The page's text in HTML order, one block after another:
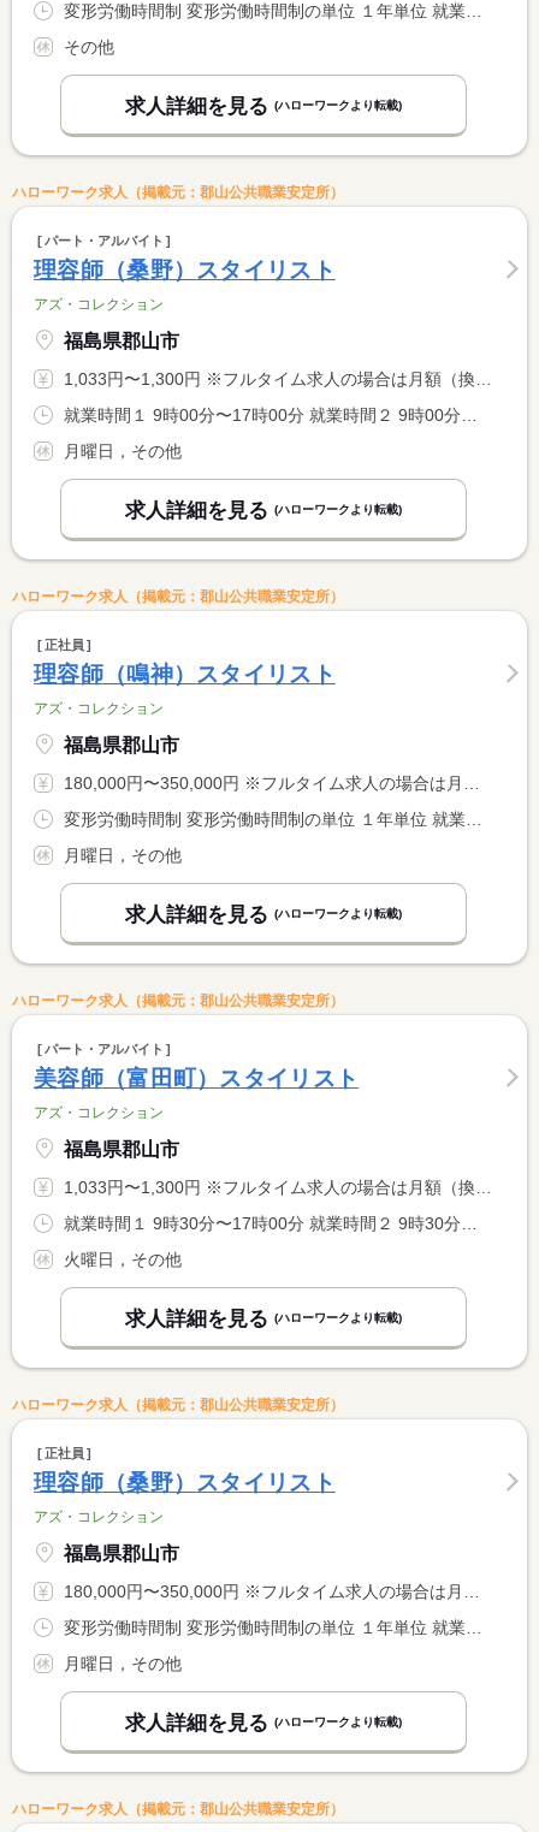
変形労働時間制 変形労働時間制の単位 １年単位 就業時間１ 9時30分〜19時30分 就業時間に関する特記事項 月平均労働時間１７２．９ｈ
その他
求人詳細を見る (ハローワークより転載)
ハローワーク求人（掲載元：郡山公共職業安定所）
パート・アルバイト
理容師（桑野）スタイリスト
アズ・コレクション
福島県郡山市
1,033円〜1,300円 ※フルタイム求人の場合は月額（換算額）、パート求人の場合は時間額を表示しています。
就業時間１ 9時00分〜17時00分 就業時間２ 9時00分〜15時00分 就業時間に関する特記事項 時間相談可能
月曜日，その他
求人詳細を見る (ハローワークより転載)
ハローワーク求人（掲載元：郡山公共職業安定所）
正社員
理容師（鳴神）スタイリスト
アズ・コレクション
福島県郡山市
180,000円〜350,000円 ※フルタイム求人の場合は月額（換算額）、パート求人の場合は時間額を表示しています。
変形労働時間制 変形労働時間制の単位 １年単位 就業時間１ 9時00分〜19時00分 就業時間２ 9時30分〜19時30分 就業時間に関する特記事項 月平均労働時間１７２．９ｈ
月曜日，その他
求人詳細を見る (ハローワークより転載)
ハローワーク求人（掲載元：郡山公共職業安定所）
パート・アルバイト
美容師（富田町）スタイリスト
アズ・コレクション
福島県郡山市
1,033円〜1,300円 ※フルタイム求人の場合は月額（換算額）、パート求人の場合は時間額を表示しています。
就業時間１ 9時30分〜17時00分 就業時間２ 9時30分〜15時00分 又は 9時30分〜17時00分の時間の間の5時間以上 就業時間に関する特記事項 時間相談可能
火曜日，その他
求人詳細を見る (ハローワークより転載)
ハローワーク求人（掲載元：郡山公共職業安定所）
正社員
理容師（桑野）スタイリスト
アズ・コレクション
福島県郡山市
180,000円〜350,000円 ※フルタイム求人の場合は月額（換算額）、パート求人の場合は時間額を表示しています。
変形労働時間制 変形労働時間制の単位 １年単位 就業時間１ 9時00分〜19時00分 就業時間２ 9時30分〜19時30分 就業時間に関する特記事項 月平均労働時間１７２．９ｈ
月曜日，その他
求人詳細を見る (ハローワークより転載)
ハローワーク求人（掲載元：郡山公共職業安定所）